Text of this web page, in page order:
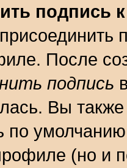
подпись
После
подпись
Вы
по
(но и